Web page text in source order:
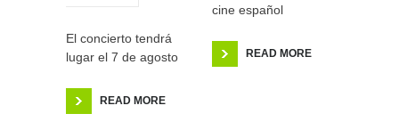
El concierto tendrá
lugar el 7 de agosto
READ MORE
cine español
READ MORE